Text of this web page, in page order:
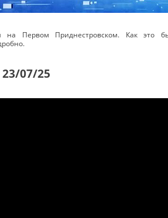
на Первом Приднестровском. Как это
07/25